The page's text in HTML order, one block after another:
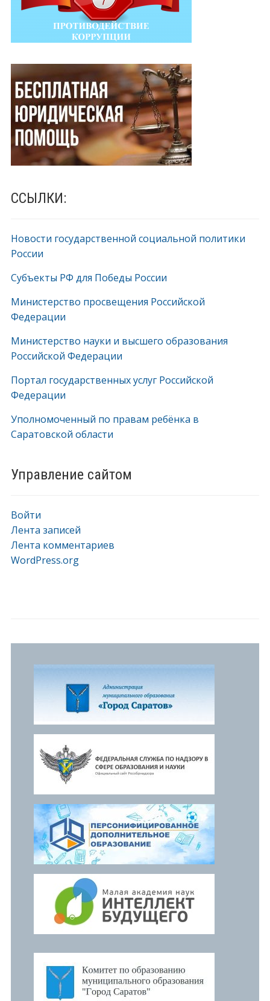
ССЫЛКИ:
Новости государственной социальной политики
России
Субъекты РФ для Победы России
Министерство просвещения Российской
Федерации
Министерство науки и высшего образования
Российской Федерации
Портал государственных услуг Российской
Федерации
Уполномоченный по правам ребёнка в
Саратовской области
Управление сайтом
Войти
Лента записей
Лента комментариев
WordPress.org